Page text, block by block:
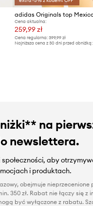
Cena aktualna:
259,99 zł
Cena regularna:399,99 zł
Najniższa cena z 30 dni przed obniżką:
na
newslettera.
społeczności, aby
i produktach.
obejmuje nieprzecenione
350 zł. Rabat nie łączy się z
być wyłączone z rabatu.